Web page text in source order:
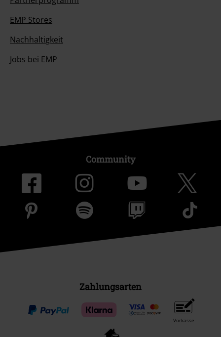
EMP Stores
Nachhaltigkeit
Jobs bei EMP
Community
Zahlungsarten
Vorkasse